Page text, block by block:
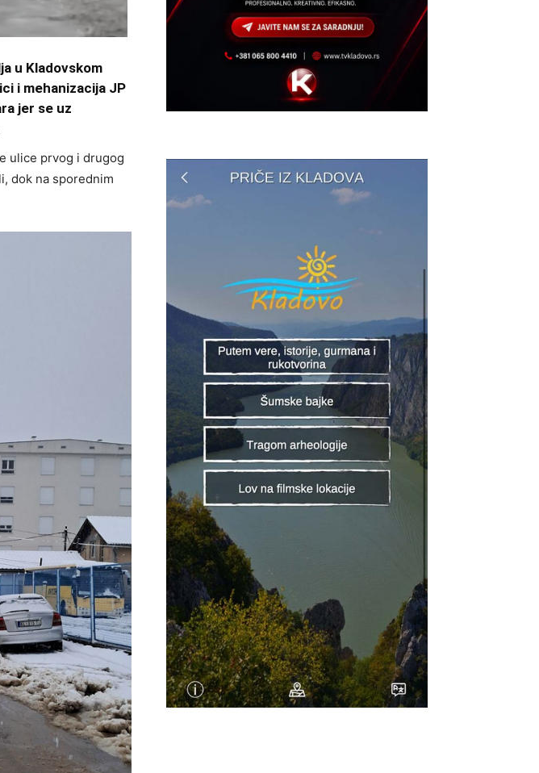
u Kladovskom
i mehanizacija JP
jer se uz
ulice prvog i drugog
dok na sporednim